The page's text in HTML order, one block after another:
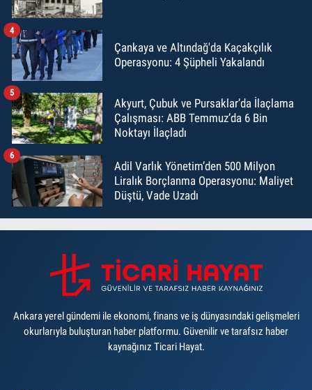
Çankaya ve Altındağ'da Kaçakçılık
Operasyonu: 4 Şüpheli Yakalandı
4
Akyurt, Çubuk ve Pursaklar’da İlaçlama
Çalışması: ABB Temmuz’da 6 Bin
Noktayı İlaçladı
5
Adil Varlık Yönetim’den 500 Milyon
Liralık Borçlanma Operasyonu: Maliyet
Düştü, Vade Uzadı
6
Ankara yerel gündemi ile ekonomi, finans ve iş dünyasındaki gelişmeleri
okurlarıyla buluşturan haber platformu. Güvenilir ve tarafsız haber
kaynağınız Ticari Hayat.